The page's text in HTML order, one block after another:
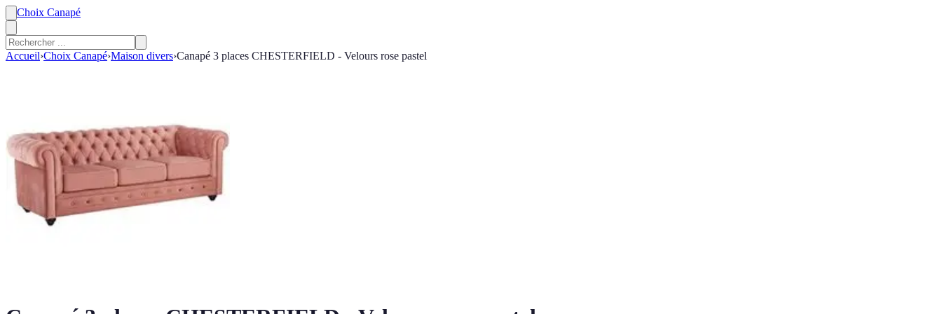
Choix Canapé
Accueil›Choix Canapé›Maison divers›Canapé 3 places CHESTERFIELD - Velours rose pastel